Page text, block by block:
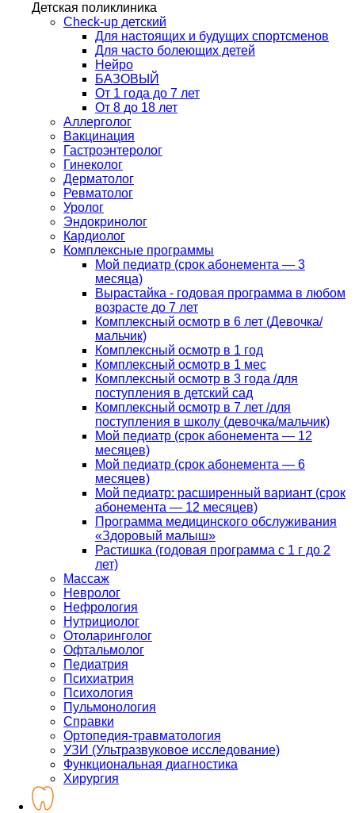
Детская поликлиника
Check-up детский
Для настоящих и будущих спортсменов
Для часто болеющих детей
Нейро
БАЗОВЫЙ
От 1 года до 7 лет
От 8 до 18 лет
Аллерголог
Вакцинация
Гастроэнтеролог
Гинеколог
Дерматолог
Ревматолог
Уролог
Эндокринолог
Кардиолог
Комплексные программы
Мой педиатр (срок абонемента — 3
месяца)
Вырастайка - годовая программа в любом
возрасте до 7 лет
Комплексный осмотр в 6 лет (Девочка/
мальчик)
Комплексный осмотр в 1 год
Комплексный осмотр в 1 мес
Комплексный осмотр в 3 года /для
поступления в детский сад
Комплексный осмотр в 7 лет /для
поступления в школу (девочка/мальчик)
Мой педиатр (срок абонемента — 12
месяцев)
Мой педиатр (срок абонемента — 6
месяцев)
Мой педиатр: расширенный вариант (срок
абонемента — 12 месяцев)
Программа медицинского обслуживания
«Здоровый малыш»
Растишка (годовая программа с 1 г до 2
лет)
Массаж
Невролог
Нефрология
Нутрициолог
Отоларинголог
Офтальмолог
Педиатрия
Психиатрия
Психология
Пульмонология
Справки
Ортопедия-травматология
УЗИ (Ультразвуковое исследование)
Функциональная диагностика
Хирургия